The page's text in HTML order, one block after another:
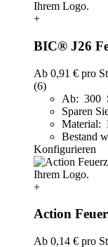
+
BIC® J26
Ab 0,91 € pro
(6)
Ab: 300
Sparen
Material:
Bestand
Konfigurieren
+
Action
Ab 0,14 € pro